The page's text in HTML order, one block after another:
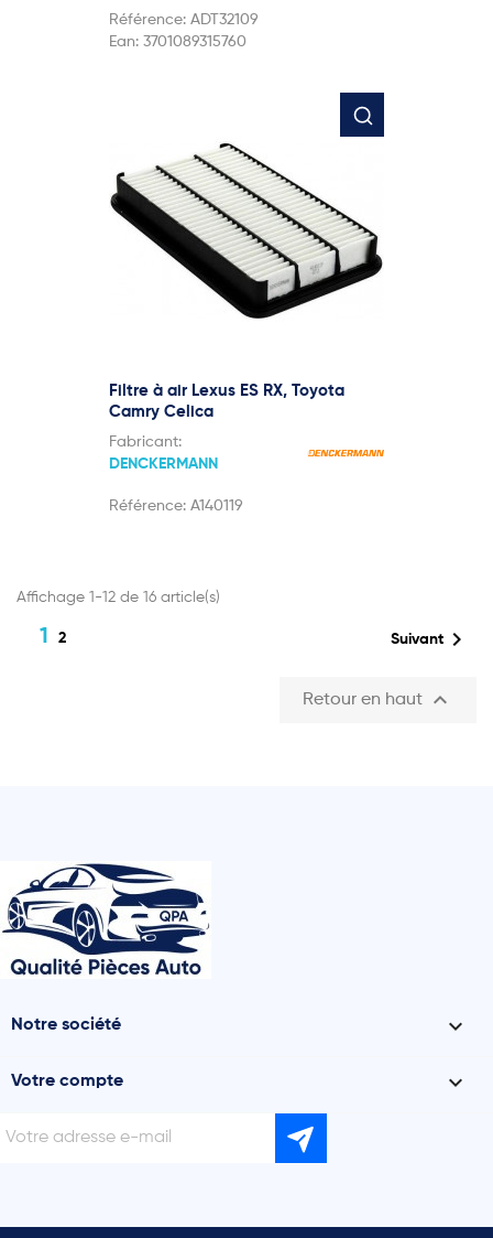
Référence: ADT32109
Ean: 3701089315760
Filtre à air Lexus ES RX, Toyota
Camry Celica
Fabricant:
DENCKERMANN
Référence: A140119
Affichage 1-12 de 16 article(s)
1 2 Suivant 
Retour en haut 
Notre société 
Votre compte 